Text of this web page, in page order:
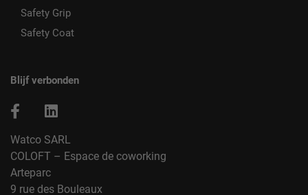
Safety Grip
Safety Coat
Blijf verbonden
Watco SARL
COLOFT – Espace de coworking
Arteparc
9 rue des Bouleaux